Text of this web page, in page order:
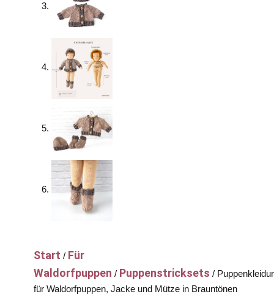
Start / Für
Waldorfpuppen / Puppenstricksets /
für Waldorfpuppen, Jacke und Mütze in Brauntönen